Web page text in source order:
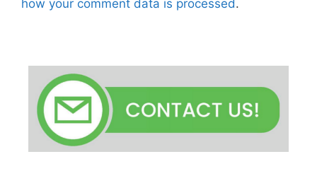
how your comment data is processed .